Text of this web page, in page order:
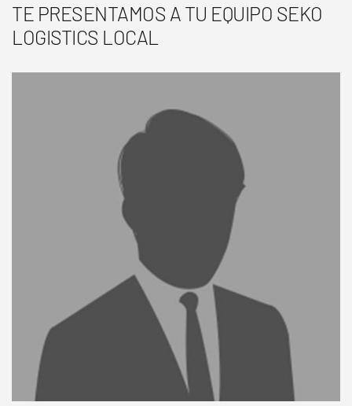
TE PRESENTAMOS A TU EQUIPO SEKO
LOGISTICS LOCAL